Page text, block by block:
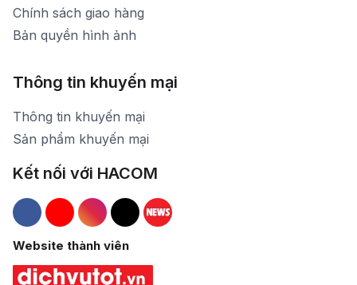
Chính sách giao hàng
Bản quyền hình ảnh
Thông tin khuyến mại
Thông tin khuyến mại
Sản phẩm khuyến mại
Kết nối với HACOM
Hacom Facebook
Hacom YouTube
Hacom Instagram
Hacom TikTok
Website thành viên